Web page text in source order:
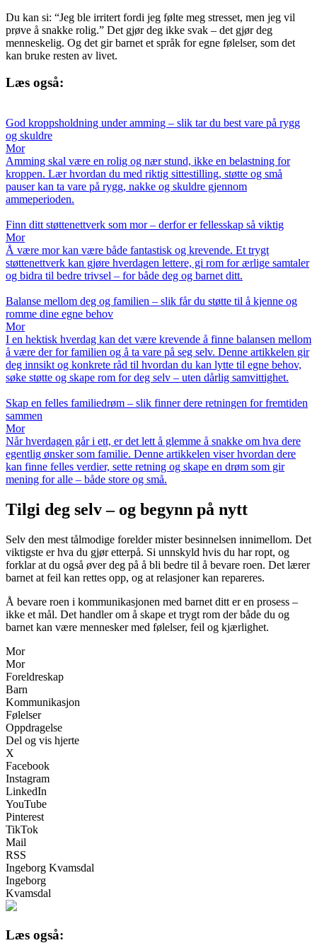
Du kan si: “Jeg ble irritert fordi jeg følte meg stresset, men jeg vil
prøve å snakke rolig.” Det gjør deg ikke svak – det gjør deg
menneskelig. Og det gir barnet et språk for egne følelser, som det
kan bruke resten av livet.
Læs også:
God kroppsholdning under amming – slik tar du best vare på rygg
og skuldre
Mor
Amming skal være en rolig og nær stund, ikke en belastning for
kroppen. Lær hvordan du med riktig sittestilling, støtte og små
pauser kan ta vare på rygg, nakke og skuldre gjennom
ammeperioden.
Finn ditt støttenettverk som mor – derfor er fellesskap så viktig
Mor
Å være mor kan være både fantastisk og krevende. Et trygt
støttenettverk kan gjøre hverdagen lettere, gi rom for ærlige samtaler
og bidra til bedre trivsel – for både deg og barnet ditt.
Balanse mellom deg og familien – slik får du støtte til å kjenne og
romme dine egne behov
Mor
I en hektisk hverdag kan det være krevende å finne balansen mellom
å være der for familien og å ta vare på seg selv. Denne artikkelen gir
deg innsikt og konkrete råd til hvordan du kan lytte til egne behov,
søke støtte og skape rom for deg selv – uten dårlig samvittighet.
Skap en felles familiedrøm – slik finner dere retningen for fremtiden
sammen
Mor
Når hverdagen går i ett, er det lett å glemme å snakke om hva dere
egentlig ønsker som familie. Denne artikkelen viser hvordan dere
kan finne felles verdier, sette retning og skape en drøm som gir
mening for alle – både store og små.
Tilgi deg selv – og begynn på nytt
Selv den mest tålmodige forelder mister besinnelsen innimellom. Det
viktigste er hva du gjør etterpå. Si unnskyld hvis du har ropt, og
forklar at du også øver deg på å bli bedre til å bevare roen. Det lærer
barnet at feil kan rettes opp, og at relasjoner kan repareres.
Å bevare roen i kommunikasjonen med barnet ditt er en prosess –
ikke et mål. Det handler om å skape et trygt rom der både du og
barnet kan være mennesker med følelser, feil og kjærlighet.
Mor
Mor
Foreldreskap
Barn
Kommunikasjon
Følelser
Oppdragelse
Del og vis hjerte
X
Facebook
Instagram
LinkedIn
YouTube
Pinterest
TikTok
Mail
RSS
Ingeborg Kvamsdal
Ingeborg
Kvamsdal
Læs også: